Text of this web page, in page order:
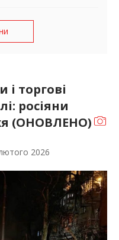
торгові
росіяни
(ОНОВЛЕНО)
2026